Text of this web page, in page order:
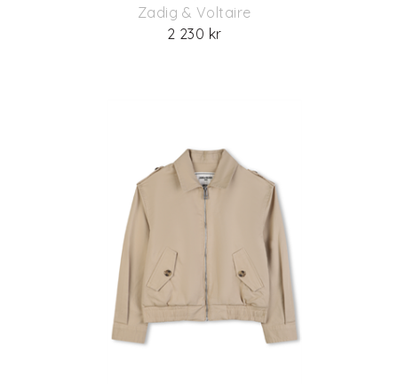
Zadig & Voltaire
2 230 kr